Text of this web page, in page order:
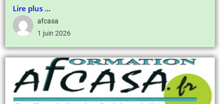
Lire plus ...
afcasa
1 juin 2026